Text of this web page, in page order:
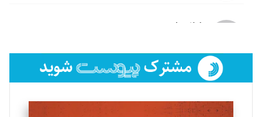
لیلا حنارود
فائزه فتحی رستمی
تحریریه